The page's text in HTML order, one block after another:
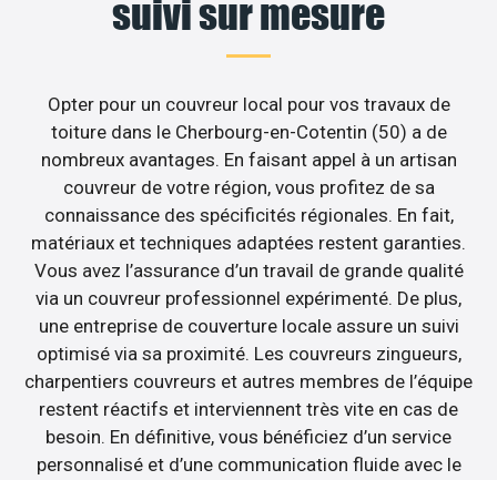
suivi sur mesure
Opter pour un couvreur local pour vos travaux de
toiture dans le Cherbourg-en-Cotentin (50) a de
nombreux avantages. En faisant appel à un artisan
couvreur de votre région, vous profitez de sa
connaissance des spécificités régionales. En fait,
matériaux et techniques adaptées restent garanties.
Vous avez l’assurance d’un travail de grande qualité
via un couvreur professionnel expérimenté. De plus,
une entreprise de couverture locale assure un suivi
optimisé via sa proximité. Les couvreurs zingueurs,
charpentiers couvreurs et autres membres de l’équipe
restent réactifs et interviennent très vite en cas de
besoin. En définitive, vous bénéficiez d’un service
personnalisé et d’une communication fluide avec le